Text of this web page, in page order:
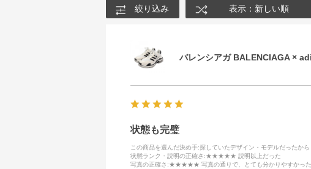
絞り込み 表示：新しい順
バレンシアガ BALENCIAGA ×
状態も完璧
この商品を選んだ決め手:探していたデザイン・モデルだったから
状態ランク・説明の正確さ :★★★★★ 説明以上だった
写真の正確さ :★★★★★ 写真の通りで、とても分かりやすかった